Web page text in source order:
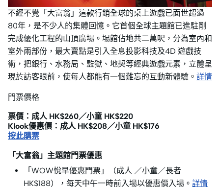
不經不覺「大富翁」這款行銷全球的桌上遊戲已面世超過
80年，是不少人的集體回憶。它首個全球主題館已進駐剛
完成優化工程的山頂廣場。埸館佔地共二萬呎，分為室內和
室外兩部份，最大賣點是引入全息投影科技及4D 遊戲技
術，把銀行、水務局、監獄、地契等經典遊戲元素，立體呈
現於訪客眼前，使每人都能有一個難忘的互動新體驗。 詳情
門票價格
票價：成人 HK$260／小童 HK$220
Klook優惠價：成人 HK$208／小童 HK$176
按此購票
「大富翁」主題館門票優惠
「WOW悅早優惠門票」（成人 ／小童／長者
HK$188），每天中午一時前入場以優惠價入場。 詳情